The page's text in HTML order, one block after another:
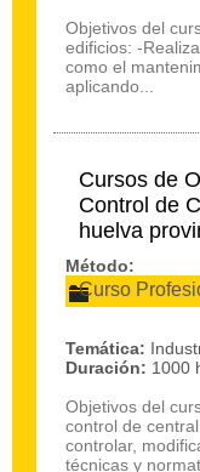
Objetivos del
edificios: -
como el
aplicando...
Cursos de
Control de
huelva
Método:
Curso
Temática:
Duración: 1000
Objetivos del
control de
controlar,
técnicas y